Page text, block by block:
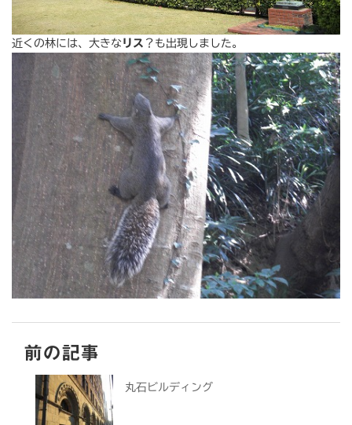
近くの林には、大きな リス ？も出現しました。
前の記事
丸石ビルディング